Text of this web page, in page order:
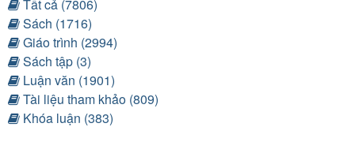
Tất cả (7806)
Sách (1716)
Giáo trình (2994)
Sách tập (3)
Luận văn (1901)
Tài liệu tham khảo (809)
Khóa luận (383)